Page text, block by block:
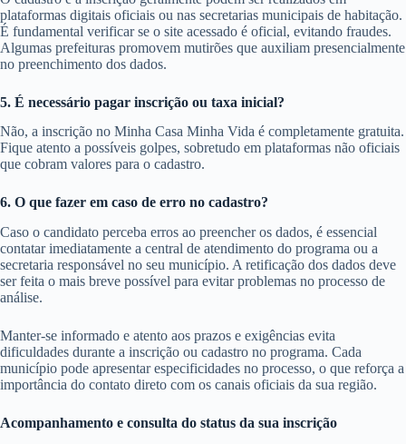
plataformas digitais oficiais ou nas secretarias municipais de habitação.
É fundamental verificar se o site acessado é oficial, evitando fraudes.
Algumas prefeituras promovem mutirões que auxiliam presencialmente
no preenchimento dos dados.
5. É necessário pagar inscrição ou taxa inicial?
Não, a inscrição no Minha Casa Minha Vida é completamente gratuita.
Fique atento a possíveis golpes, sobretudo em plataformas não oficiais
que cobram valores para o cadastro.
6. O que fazer em caso de erro no cadastro?
Caso o candidato perceba erros ao preencher os dados, é essencial
contatar imediatamente a central de atendimento do programa ou a
secretaria responsável no seu município. A retificação dos dados deve
ser feita o mais breve possível para evitar problemas no processo de
análise.
Manter-se informado e atento aos prazos e exigências evita
dificuldades durante a inscrição ou cadastro no programa. Cada
município pode apresentar especificidades no processo, o que reforça a
importância do contato direto com os canais oficiais da sua região.
Acompanhamento e consulta do status da sua inscrição